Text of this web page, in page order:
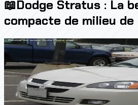
📖Dodge Stratus : La
compacte de milieu de